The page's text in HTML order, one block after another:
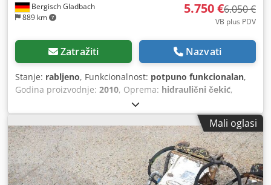
Bergisch Gladbach
889 km
5.750 €6.050 €
VB plus PDV
Zatražiti Nazvati
Stanje: rabljeno, Funkcionalnost: potpuno funkcionalan,
Godina proizvodnje: 2010, Oprema: hidraulični čekić,
Montabert uljni čekić, tip SC 50 za nosive bagere 8 - 14
tona s hidrauličkim crijevima i jednim dlijetom. Tražena
cijena: 3.800,00 €. Dvoručna grabulja: tip KZS1450.5S,
nosivost 4 t. Tvornički broj: A3103, težina 585 kg. Širina
školjki 50 cm s vijčanim zubima, hidraulički rotirajuća. Za
nosive bagere 8 - 14 t. Tražena cijena: 2.250,00 €. Dcjdpfjx
Ur Hfsx Ahlek
Mali oglasi